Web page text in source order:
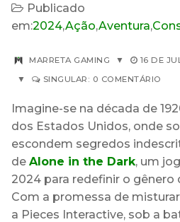
Publicado
em:2024,Ação,Aventura,
MARRETA GAMING ▼ 16 DE
▼
SINGULAR: 0 COMENTÁRIO
Imagine-se na década de
dos Estados Unidos, onde
escondem segredos
de Alone in the Dark, um
2024 para redefinir o gênero
Com a promessa de
a Pieces Interactive, sob a